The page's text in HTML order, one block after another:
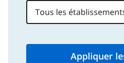
Appliquer